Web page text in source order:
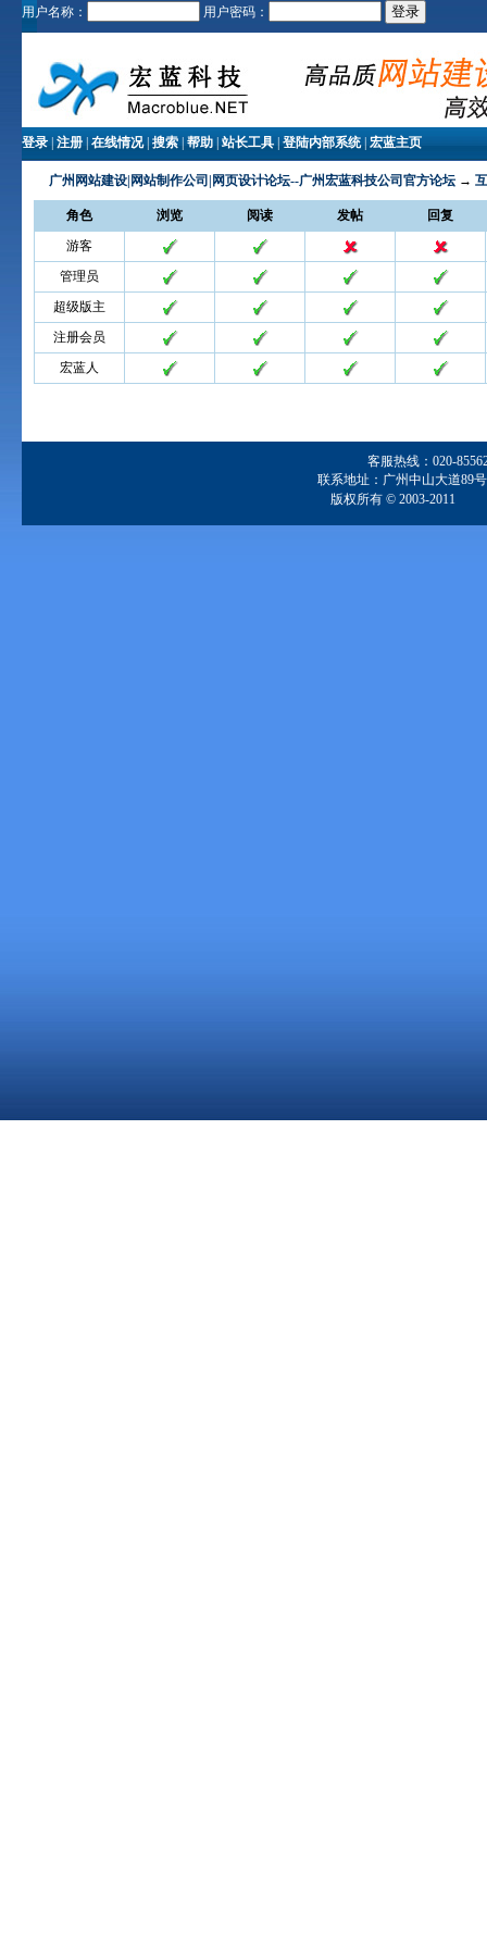
用户名称： 用户密码：
登录| 注册| 在线情况| 搜索| 帮助| 站长工具| 登陆内部系统| 宏蓝主页
广州网站建设|网站制作公司|网页设计论坛--广州宏蓝科技公司官方论坛→
角色 浏览 阅读 发帖
回复
游客
管理员
超级版主
注册会员
宏蓝人
客服热线：020-
联系地址：广州中山大道89
版权所有 © 2003-2011